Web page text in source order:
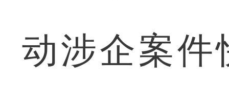
动涉企案件